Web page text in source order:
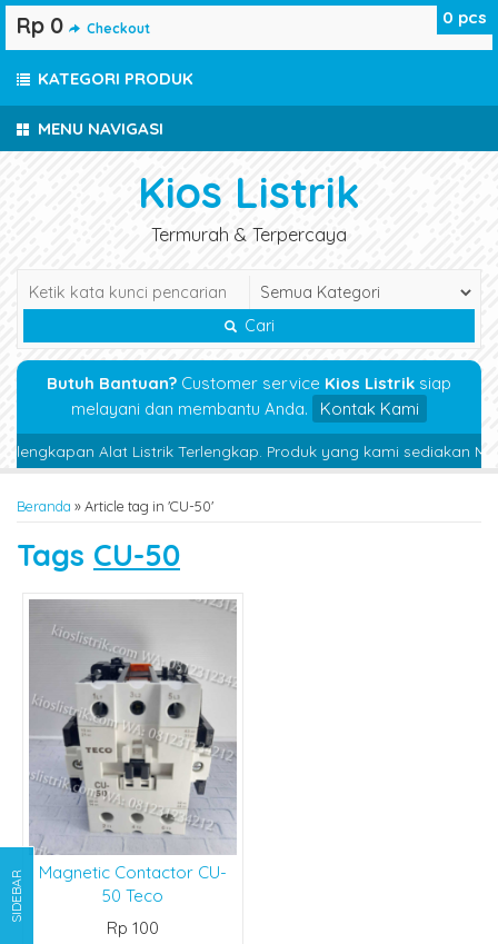
MENU NAVIGASI
Kios Listrik
Termurah & Terpercaya
Cari
Butuh Bantuan? Customer service Kios Listrik siap
melayani dan membantu Anda.
Kontak Kami
Alat Listrik Terlengkap. Produk yang kami sediakan
Beranda »Article tag in 'CU-50'
Tags CU-50
Magnetic Contactor CU-
50 Teco
Rp 100
0 pcs
Rp 0 Checkout
KATEGORI PRODUK
SIDEBAR